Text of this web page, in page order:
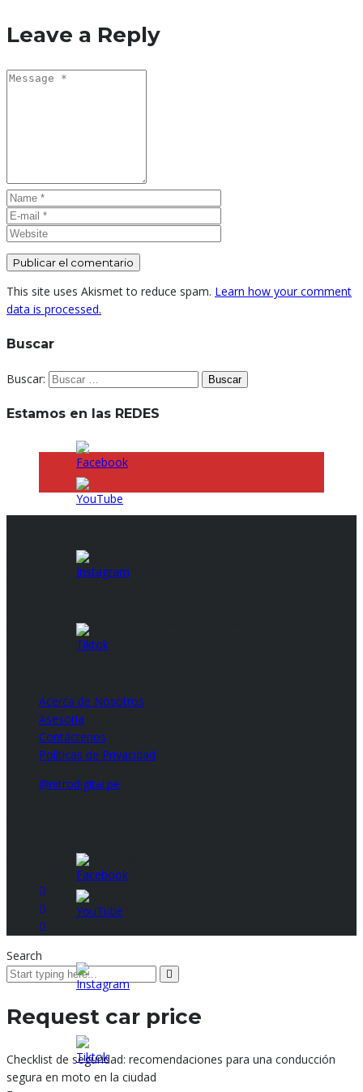
Leave a Reply
This site uses Akismet to reduce spam. Learn how your comment
data is processed.
Buscar
Buscar:
Estamos en las REDES
Somos un medio de comunicación especializado en el sector de
automotor peruano.
manejo con una opinión y además te ayudaremos a elegir tu
próximo vehículo. .
Acerca de Nosotros
Asesoría
Contáctenos
Políticas de Privacidad
@nitrodigital.pe
Copyright © 2026. NITRO DIGITAL
Search
Request car price
Checklist de seguridad: recomendaciones para una conducción
segura en moto en la ciudad